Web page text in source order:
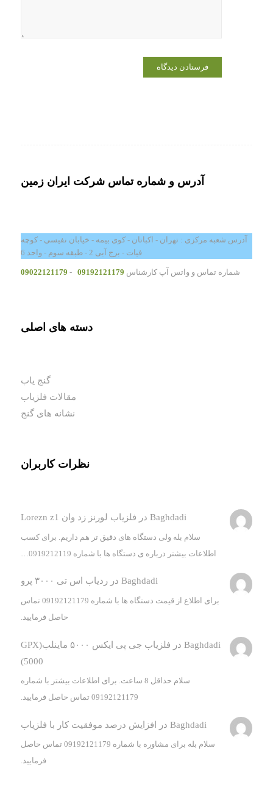
آدرس و شماره تماس شرکت ایران زمین
آدرس شعبه مرکزی : تهران - اکباتان - کوی بیمه - خیابان نفیسی - کوچه
فیات - برج آبی 2 - طبقه سوم - واحد 6
شماره تماس و واتس آپ کارشناس 09192121179
-
09022121179
دسته های اصلی
گنج یاب
مقالات فلزیاب
نشانه های گنج
نظرات کاربران
Baghdadi در فلزیاب لورنز زد وان Lorezn z1
سلام بله ولی دستگاه های دقیق تر هم داریم. برای کسب
اطلاعات بیشتر درباره ی دستگاه ها با شماره 0919212119…
Baghdadi درردیاب اس تی ۳۰۰۰ پرو
برای اطلاع از قیمت دستگاه ها با شماره 09192121179 تماس
حاصل فرمایید.
Baghdadi در
فلزیاب جی پی ایکس ۵۰۰۰ ماینلب(GPX
5000)
سلام حداقل 8 ساعت. برای اطلاعات بیشتر با شماره
09192121179 تماس حاصل فرمایید.
Baghdadi در افزایش درصد موفقیت کار با فلزیاب
سلام بله برای مشاوره با شماره 09192121179 تماس حاصل
فرمایید.